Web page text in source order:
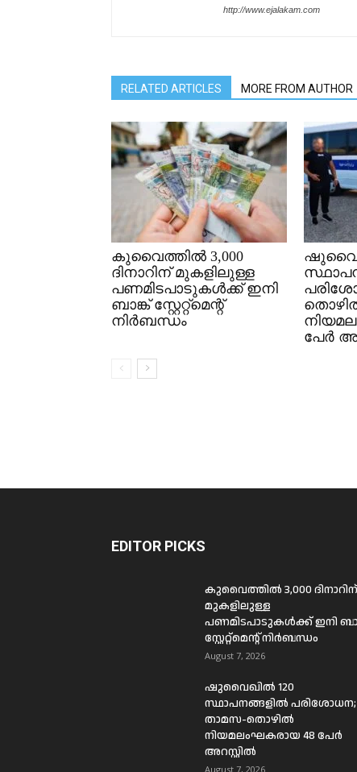
http://www.ejalakam.com
RELATED ARTICLES MORE FROM AUTHOR
കുവൈത്തിൽ 3,000
ദിനാറിന് മുകളിലുള്ള
പണമിടപാടുകൾക്ക് ഇനി
ബാങ്ക് സ്റ്റേറ്റ്മെന്റ്
നിർബന്ധം
പേർ
EDITOR PICKS
കുവൈത്തിൽ 3,000 ദിനാറിന്
മുകളിലുള്ള
പണമിടപാടുകൾക്ക് ഇനി
സ്റ്റേറ്റ്മെന്റ് നിർബന്ധം
August 7, 2026
ഷുവൈഖിൽ 120
സ്ഥാപനങ്ങളിൽ പരിശോധന;
താമസ-തൊഴിൽ
നിയമലംഘകരായ 48 പേർ
അറസ്റ്റിൽ
August 7, 2026